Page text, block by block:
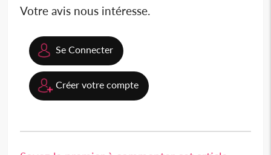
Votre avis nous intéresse.
Se Connecter
Créer votre compte